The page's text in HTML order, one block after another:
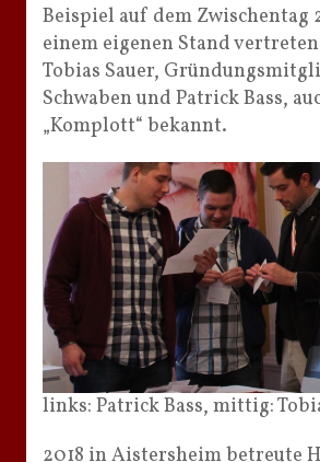
Beispiel auf dem Zwischentag
einem eigenen Stand
Tobias Sauer,
Schwaben und Patrick Bass,
„Komplott“ bekannt.
links: Patrick Bass, mittig:
2018 in Aistersheim betreute